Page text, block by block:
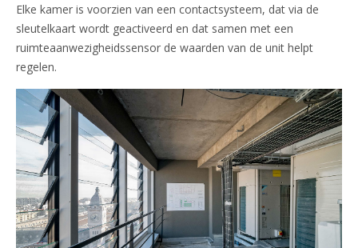
Elke kamer is voorzien van een contactsysteem, dat via de
sleutelkaart wordt geactiveerd en dat samen met een
ruimteaanwezigheidssensor de waarden van de unit helpt
regelen.